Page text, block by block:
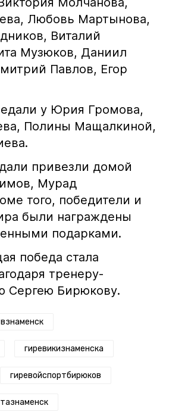
Любовь Мартынова,
Виталий
Музюков, Даниил
Павлов, Егор
у Юрия Громова,
Полины Мащалкиной,
привезли домой
Мурад
того, победители и
были награждены
подарками.
победа стала
тренеру-
Сергею Бирюкову.
гиревикизнаменска
гиревойспортбирюков